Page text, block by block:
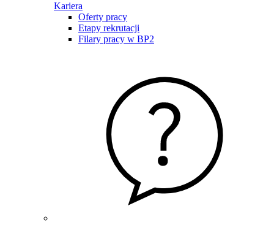
Kariera
Oferty pracy
Etapy rekrutacji
Filary pracy w BP2